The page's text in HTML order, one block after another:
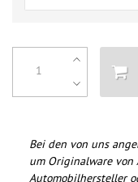
Bei den von uns
um Originalware
Automobilhersteller